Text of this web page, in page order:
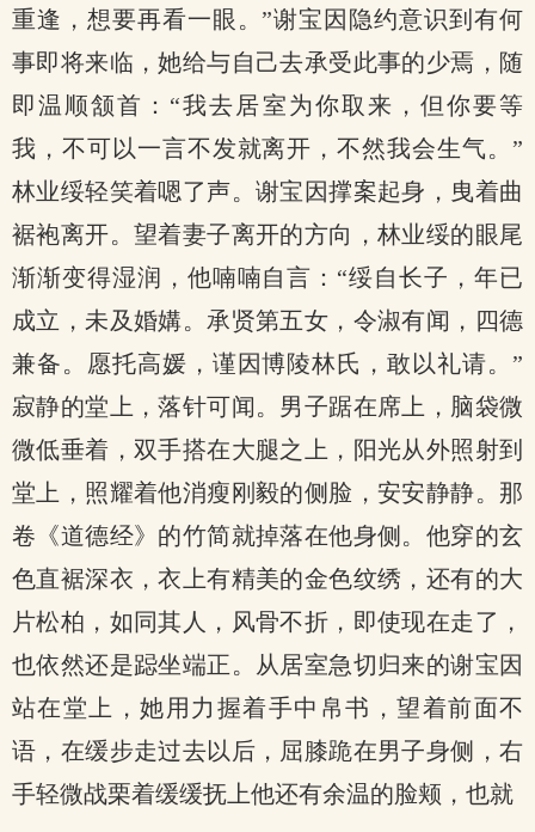
重逢，想要再看一眼。”谢宝因隐约意识到有何
事即将来临，她给与自己去承受此事的少焉，随
即温顺颔首：“我去居室为你取来，但你要等
我，不可以一言不发就离开，不然我会生气。”
林业绥轻笑着嗯了声。谢宝因撑案起身，曳着曲
裾袍离开。望着妻子离开的方向，林业绥的眼尾
渐渐变得湿润，他喃喃自言：“绥自长子，年已
成立，未及婚媾。承贤第五女，令淑有闻，四德
兼备。愿托高媛，谨因博陵林氏，敢以礼请。”
寂静的堂上，落针可闻。男子踞在席上，脑袋微
微低垂着，双手搭在大腿之上，阳光从外照射到
堂上，照耀着他消瘦刚毅的侧脸，安安静静。那
卷《道德经》的竹简就掉落在他身侧。他穿的玄
色直裾深衣，衣上有精美的金色纹绣，还有的大
片松柏，如同其人，风骨不折，即使现在走了，
也依然还是跽坐端正。从居室急切归来的谢宝因
站在堂上，她用力握着手中帛书，望着前面不
语，在缓步走过去以后，屈膝跪在男子身侧，右
手轻微战栗着缓缓抚上他还有余温的脸颊，也就